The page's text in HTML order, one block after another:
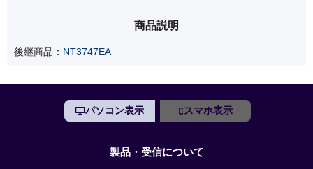
商品説明
後継商品： NT3747EA
パソコン表示 スマホ表示
製品・受信について